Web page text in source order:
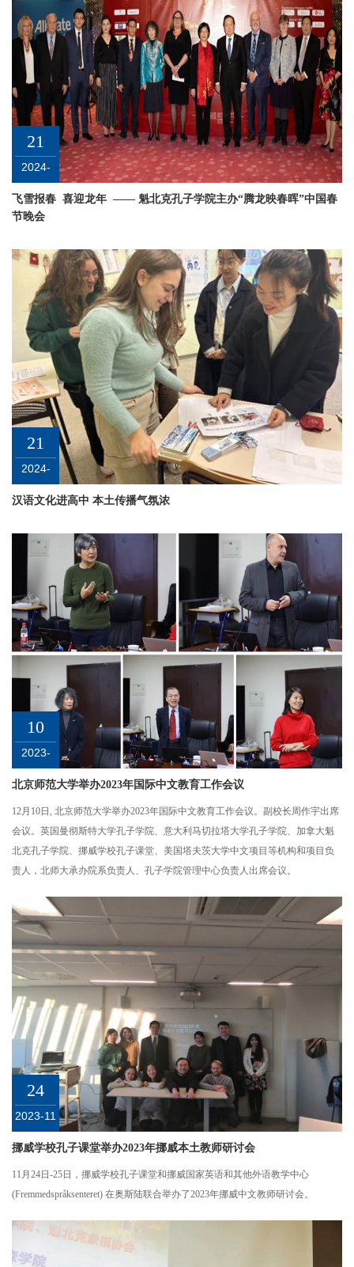
21
2024-
飞雪报春 喜迎龙年 —— 魁北克孔子学院主办“腾龙映春晖”中国春
节晚会
21
2024-
汉语文化进高中 本土传播气氛浓
10
2023-
北京师范大学举办2023年国际中文教育工作会议
12月10日, 北京师范大学举办2023年国际中文教育工作会议。副校长周作宇出席
会议。英国曼彻斯特大学孔子学院、意大利马切拉塔大学孔子学院、加拿大魁
北克孔子学院、挪威学校孔子课堂、美国塔夫茨大学中文项目等机构和项目负
责人，北师大承办院系负责人、孔子学院管理中心负责人出席会议。
24
2023-11
挪威学校孔子课堂举办2023年挪威本土教师研讨会
11月24日-25日，挪威学校孔子课堂和挪威国家英语和其他外语教学中心
(Fremmedspråksenteret) 在奥斯陆联合举办了2023年挪威中文教师研讨会。